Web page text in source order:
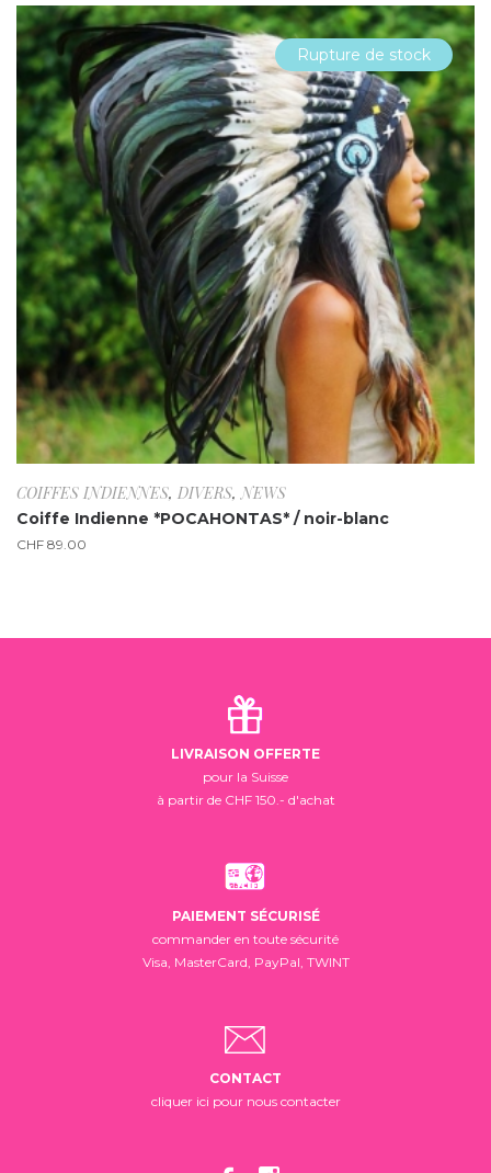
Rupture de stock
COIFFES INDIENNES, DIVERS,NEWS
Coiffe Indienne *POCAHONTAS* / noir-blanc
CHF 89.00
LIVRAISON OFFERTE
pour la Suisse
à partir de CHF 150.- d'achat
PAIEMENT SÉCURISÉ
commander en toute sécurité
Visa, MasterCard, PayPal, TWINT
CONTACT
cliquer ici pour nous contacter